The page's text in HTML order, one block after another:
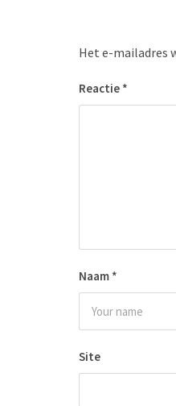
Het e-mailadres
Reactie *
Naam *
Site